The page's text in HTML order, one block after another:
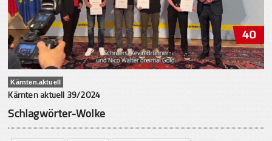
Kärnten.aktuell
Kärnten aktuell 39/2024
Schlagwörter-Wolke